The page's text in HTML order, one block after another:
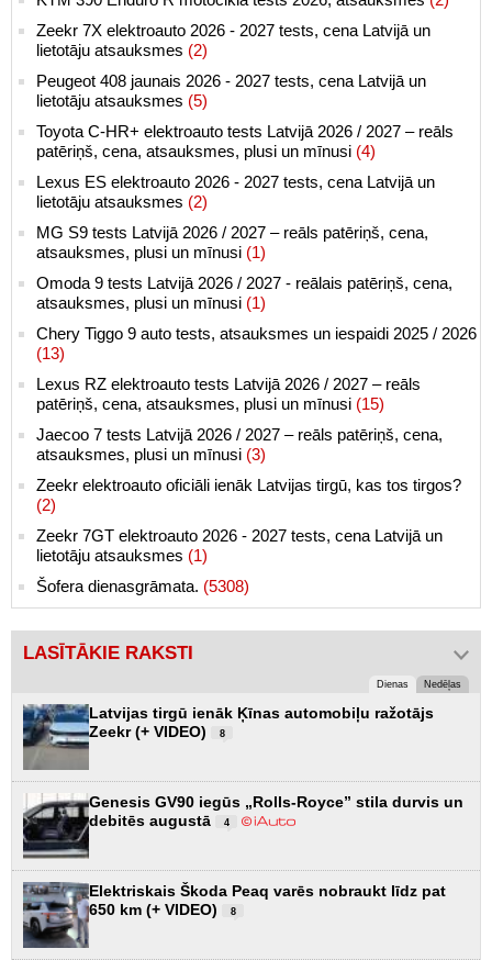
Zeekr 7X elektroauto 2026 - 2027 tests, cena Latvijā un
lietotāju atsauksmes (2)
Peugeot 408 jaunais 2026 - 2027 tests, cena Latvijā un
lietotāju atsauksmes (5)
Toyota C-HR+ elektroauto tests Latvijā 2026 / 2027 – reāls
patēriņš, cena, atsauksmes, plusi un mīnusi (4)
Lexus ES elektroauto 2026 - 2027 tests, cena Latvijā un
lietotāju atsauksmes (2)
MG S9 tests Latvijā 2026 / 2027 – reāls patēriņš, cena,
atsauksmes, plusi un mīnusi (1)
Omoda 9 tests Latvijā 2026 / 2027 - reālais patēriņš, cena,
atsauksmes, plusi un mīnusi (1)
Chery Tiggo 9 auto tests, atsauksmes un iespaidi 2025 / 2026
(13)
Lexus RZ elektroauto tests Latvijā 2026 / 2027 – reāls
patēriņš, cena, atsauksmes, plusi un mīnusi (15)
Jaecoo 7 tests Latvijā 2026 / 2027 – reāls patēriņš, cena,
atsauksmes, plusi un mīnusi (3)
Zeekr elektroauto oficiāli ienāk Latvijas tirgū, kas tos tirgos?
(2)
Zeekr 7GT elektroauto 2026 - 2027 tests, cena Latvijā un
lietotāju atsauksmes (1)
Šofera dienasgrāmata. (5308)
LASĪTĀKIE RAKSTI
Dienas Nedēļas
Latvijas tirgū ienāk Ķīnas automobiļu ražotājs
Zeekr (+ VIDEO)
8
Genesis GV90 iegūs „Rolls-Royce” stila durvis un
debitēs augustā
4
Elektriskais Škoda Peaq varēs nobraukt līdz pat
650 km (+ VIDEO)
8